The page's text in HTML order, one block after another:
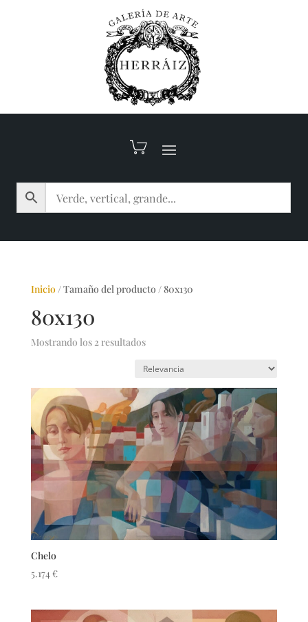
Inicio/Tamaño del producto /80x130
80x130
Mostrando los 2 resultados
Chelo
5.174 €